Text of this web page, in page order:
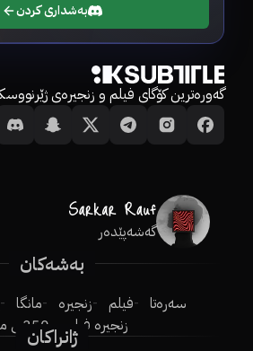
بەشداری کردن
گەورەترین کۆگای فیلم و زنجیرەی
گەشەپێدەر
بەشەکان
سەرەتا فیلم زنجیرە مانگا
زنجیرە فیلم
250ـی مێژوو
ژانراکان